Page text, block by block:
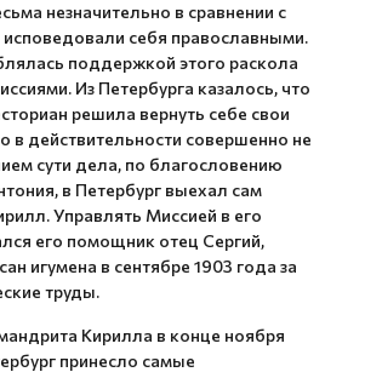
незначительно в сравнении с
исповедовали себя православными.
поддержкой этого раскола
Из Петербурга казалось, что
решила вернуть себе свои
в действительности совершенно не
сути дела, по благословению
в Петербург выехал сам
Управлять Миссией в его
его помощник отец Сергий,
игумена в сентябре 1903 года за
труды.
Кирилла в конце ноября
принесло самые